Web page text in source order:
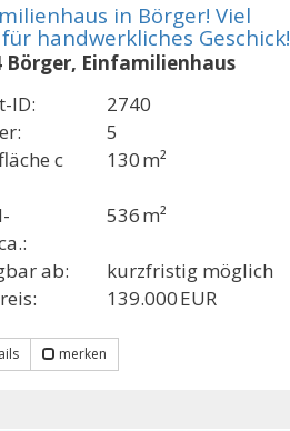
in Börger! Viel
handwerkliches Geschick!
Börger, Einfamilienhaus
ID:
2740
5
c
130 m²
536 m²
ab:
kurzfristig möglich
139.000 EUR
merken